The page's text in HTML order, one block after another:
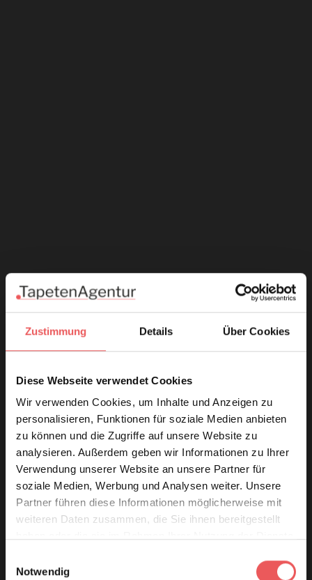
Zustimmung Details Über Cookies
Diese Webseite verwendet Cookies
Wir verwenden Cookies, um Inhalte und Anzeigen zu
personalisieren, Funktionen für soziale Medien anbieten
zu können und die Zugriffe auf unsere Website zu
analysieren. Außerdem geben wir Informationen zu Ihrer
Verwendung unserer Website an unsere Partner für
soziale Medien, Werbung und Analysen weiter. Unsere
Partner führen diese Informationen möglicherweise mit
weiteren Daten zusammen, die Sie ihnen bereitgestellt
Notwendig